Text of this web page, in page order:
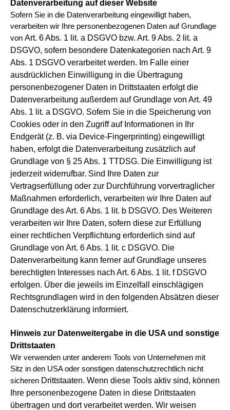
Datenverarbeitung auf dieser Website
Sofern Sie in die Datenverarbeitung eingewilligt haben,
verarbeiten wir Ihre personenbezogenen Daten auf Grundlage
von Art. 6 Abs. 1 lit. a DSGVO bzw. Art. 9 Abs. 2 lit. a
DSGVO, sofern besondere Datenkategorien nach Art. 9
Abs. 1 DSGVO verarbeitet werden. Im Falle einer
ausdrücklichen Einwilligung in die Übertragung
personenbezogener Daten in Drittstaaten erfolgt die
Datenverarbeitung außerdem auf Grundlage von Art. 49
Abs. 1 lit. a DSGVO. Sofern Sie in die Speicherung von
Cookies oder in den Zugriff auf Informationen in Ihr
Endgerät (z. B. via Device-Fingerprinting) eingewilligt
haben, erfolgtdie Datenverarbeitung zusätzlich auf
Grundlage von § 25 Abs. 1 TTDSG. Die Einwilligung ist
jederzeit widerrufbar. Sind Ihre Daten zur
Vertragserfüllung oder zur Durchführung vorvertraglicher
Maßnahmen erforderlich, verarbeiten wir Ihre Daten auf
Grundlage des Art. 6 Abs. 1 lit. b DSGVO. Des Weiteren
verarbeiten wir Ihre Daten, sofern diese zur Erfüllung
einer rechtlichen Verpflichtung erforderlich sind auf
Grundlage von Art. 6 Abs. 1 lit. c DSGVO. Die
Datenverarbeitung kann ferner auf Grundlage unseres
berechtigten Interesses nach Art. 6 Abs. 1 lit. f DSGVO
erfolgen. Über die jeweils im Einzelfall einschlägigen
Rechtsgrundlagen wird in den folgenden Absätzen dieser
Datenschutzerklärung informiert.
Hinweis zur Datenweitergabe in die USA und sonstige
Drittstaaten
Wir verwenden unter anderem Tools von Unternehmen mit
Sitz in den USA oder sonstigen datenschutzrechtlich nicht
sicheren Drittstaaten. Wenn diese Tools aktiv sind, können
Ihre personenbezogene Daten in diese Drittstaaten
übertragen und dort verarbeitetwerden. Wir weisen